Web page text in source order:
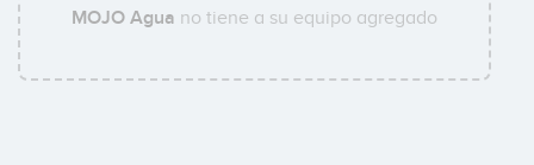
MOJO Agua no tiene a su equipo agregado